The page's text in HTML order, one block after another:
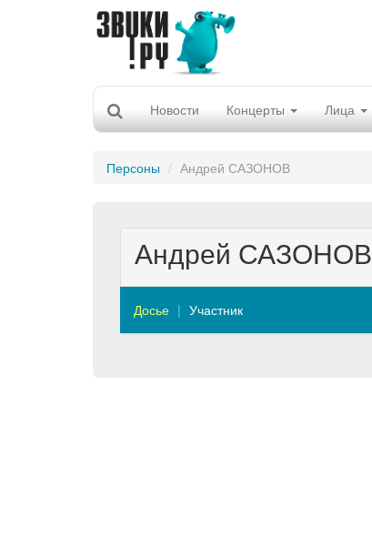
Новости Концерты Лица
Персоны Андрей САЗОНОВ
Андрей САЗОНОВ
Досье Участник